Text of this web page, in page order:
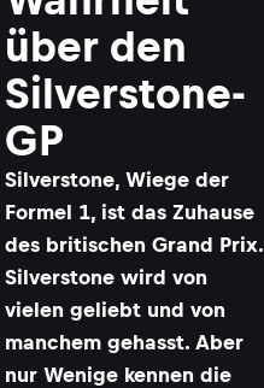
über den
Silverstone-
GP
​​Silverstone, Wiege der
Formel 1, ist das Zuhause
des britischen Grand Prix.
Silverstone wird von
vielen geliebt und von
manchem gehasst. Aber
nur Wenige kennen die